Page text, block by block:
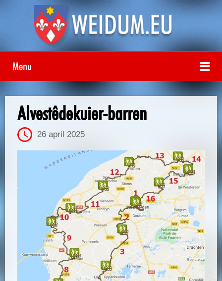
Menu
Alvestêdekuier-barren
26 april 2025